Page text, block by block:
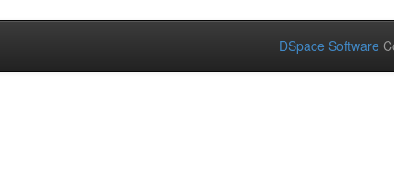
DSpace Software